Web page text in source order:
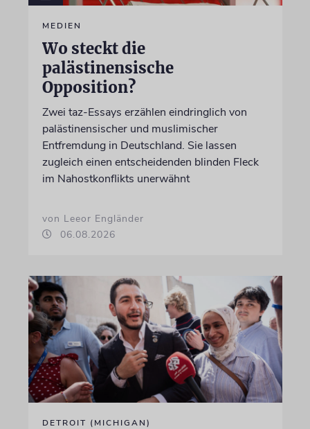
MEDIEN
Wo steckt die
palästinensische
Opposition?
Zwei taz-Essays erzählen eindringlich von
palästinensischer und muslimischer
Entfremdung in Deutschland. Sie lassen
zugleich einen entscheidenden blinden Fleck
im Nahostkonflikts unerwähnt
von Leeor Engländer
06.08.2026
DETROIT (MICHIGAN)